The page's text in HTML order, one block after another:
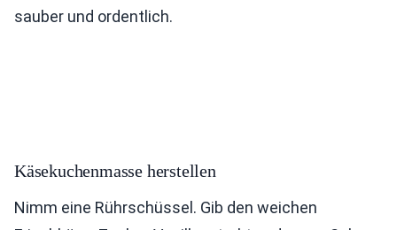
sauber und ordentlich.
Käsekuchenmasse herstellen
Nimm eine Rührschüssel. Gib den weichen